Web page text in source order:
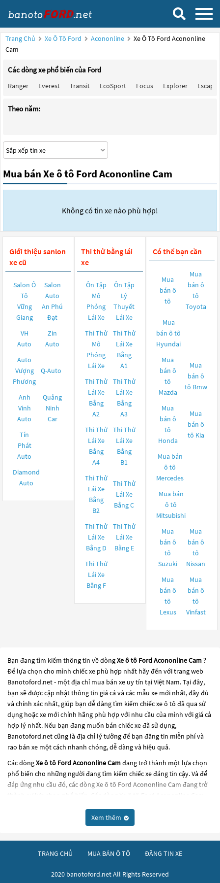
Trang Chủ Xe Ô Tô Ford Acononline
Xe Ô Tô Ford Acononline
Cam
Các dòng xe phổ biến của Ford
Ranger Everest Transit EcoSport Focus Explorer Escape
Theo năm:
Mua bán Xe ô tô Ford Acononline Cam
Không có tin xe nào phù hợp!
Giới thiệu sanlon
xe cũ
Salon Ô
Tô
Vững
Giang
Salon
Auto
An Phú
Đạt
VH
Auto
Zin
Auto
Auto
Vượng
Phương
Q-Auto
Anh
Vinh
Auto
Quảng
Ninh
Car
Tín
Phát
Auto
Diamond
Auto
Thi thử bằng lái
xe
Ôn Tập
Mô
Phỏng
Lái Xe
Ôn Tập
Lý
Thuyết
Lái Xe
Thi Thử
Mô
Phỏng
Lái Xe
Thi Thử
Lái Xe
Bằng
A1
Thi Thử
Lái Xe
Bằng
A2
Thi Thử
Lái Xe
Bằng
A3
Thi Thử
Lái Xe
Bằng
A4
Thi Thử
Lái Xe
Bằng
B1
Thi Thử
Lái Xe
Bằng
B2
Thi Thử
Lái Xe
Bằng C
Thi Thử
Lái Xe
Bằng D
Thi Thử
Lái Xe
Bằng E
Thi Thử
Lái Xe
Bằng F
Có thể bạn cần
Mua
bán ô
tô
Mua
bán ô
tô
Toyota
Mua
bán ô tô
Hyundai
Mua
bán ô
tô
Mazda
Mua
bán ô
tô Bmw
Mua
bán ô
tô
Honda
Mua
bán ô
tô Kia
Mua bán
ô tô
Mercedes
Mua bán
ô tô
Mitsubishi
Mua
bán ô
tô
Suzuki
Mua
bán ô
tô
Nissan
Mua
bán ô
tô
Lexus
Mua
bán ô
tô
Vinfast
Bạn đang tìm kiếm thông tin về dòngXe ô tô Ford Acononline Cam?
Để lựa chọn cho mình chiếc xe phù hợp nhất hãy đến với trang web
Banotoford.net - một địa chỉ mua bán xe uy tín tại Việt Nam. Tại đây,
bạn sẽ được cập nhật thông tin giá cả và các mẫu xe mới nhất, đầy đủ
và chính xác nhất, giúp bạn dễ dàng tìm kiếm chiếc xe ô tô đã qua sử
dụng hoặc xe mới chính hãng phù hợp với nhu cầu của mình với giá cả
hợp lý nhất. Nếu bạn đang muốn bán chiếc xe đã sử dụng,
Banotoford.net cũng là địa chỉ lý tưởng để bạn đăng tin miễn phí và
rao bán xe một cách nhanh chóng, dễ dàng và hiệu quả.
Các dòngXe ô tô Ford Acononline Camđang trở thành một lựa chọn
phổ biến cho những người đang tìm kiếm chiếc xe đáng tin cậy. Và để
đáp ứng nhu cầu đó, các dòngXe ô tô Ford Acononline Cam đang trở
thành sự lựa chọn phổ biến. Các dòng
Xe ô tô Ford Acononline Cam
dòng xe mới với thiết kế hiện đại và công nghệ tiên tiến. Các dòng
này đều được kiểm tra và bảo dưỡng kỹ
lưỡng để đảm bảo chất lượng và hiệu suất tốt nhất. Nếu bạn đang tìm
kiếm một chiếc xe, hãy khám phá các dòng
Xe ô tô Ford Acononline
sách của bạn tạiBanotoford.net .
Xem thêm
TRANG CHỦ MUA BÁN Ô TÔ ĐĂNG TIN XE
2020 banotoford.net All Rights Reserved